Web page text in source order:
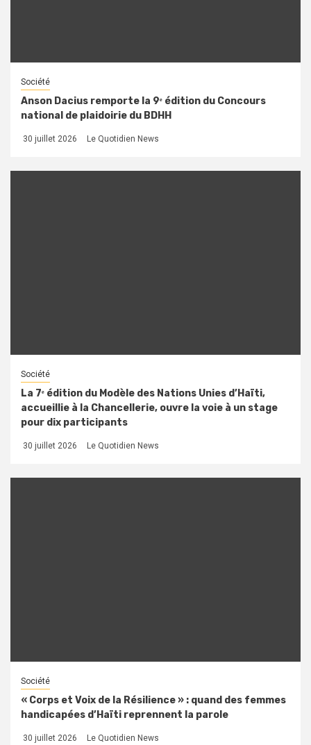
Société
Anson Dacius remporte la 9ᵉ édition du Concours
national de plaidoirie du BDHH
30 juillet 2026 Le Quotidien News
Société
La 7ᵉ édition du Modèle des Nations Unies d’Haïti,
accueillie à la Chancellerie, ouvre la voie à un stage
pour dix participants
30 juillet 2026 Le Quotidien News
Société
« Corps et Voix de la Résilience » : quand des femmes
handicapées d’Haïti reprennent la parole
30 juillet 2026 Le Quotidien News